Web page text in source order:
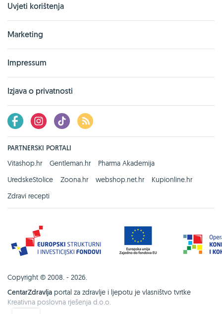
Uvjeti korištenja
Marketing
Impressum
Izjava o privatnosti
PARTNERSKI PORTALI
Vitashop.hr
Gentleman.hr
Pharma Akademija
UredskeStolice
Zoona.hr webshop.net.hr
Kupionline.hr
Zdravi recepti
Copyright © 2008. - 2026.
CentarZdravlja portal za zdravlje i ljepotu je vlasništvo tvrtke
Kreativna poslovna rješenja d.o.o.